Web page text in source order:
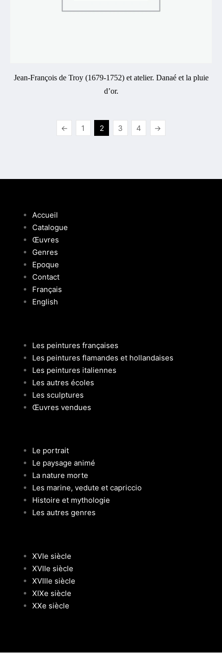
Jean-François de Troy (1679-1752) et atelier. Danaé et la pluie
d’or.
← 1 2 3 4 →
Accueil
Catalogue
Œuvres
Genres
Epoque
Contact
Français
English
Les peintures françaises
Les peintures flamandes et hollandaises
Les peintures italiennes
Les autres écoles
Les sculptures
Œuvres vendues
Le portrait
Le paysage animé
La nature morte
Les marine, vedute et capriccio
Histoire et mythologie
Les autres genres
XVIe siècle
XVIIe siècle
XVIIIe siècle
XIXe siècle
XXe siècle